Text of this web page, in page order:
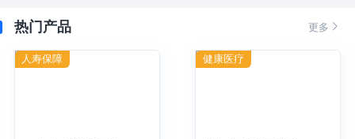
热门产品 更多 
人寿保障 健康医疗